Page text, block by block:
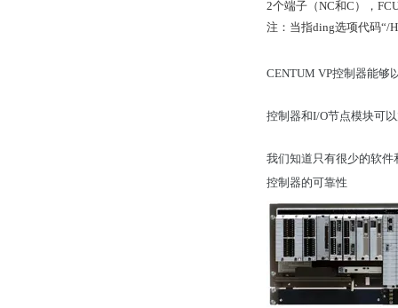
2个端子（NC和C），
注：当指ding选项代码“/
CENTUM VP控制器能够
控制器和I/O节点模块可
我们知道只有很少的软件
控制器的可靠性